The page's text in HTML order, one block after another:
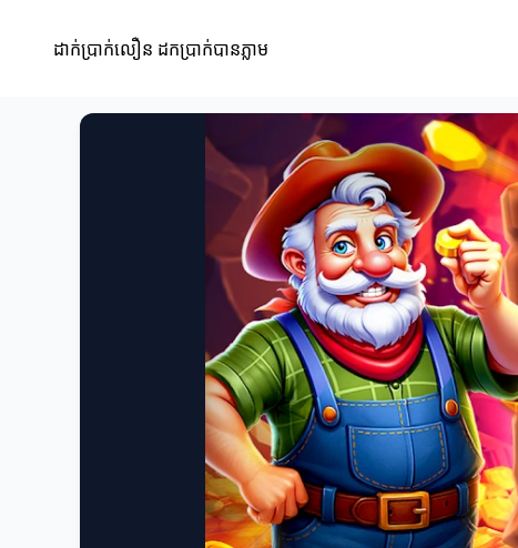
ដាក់ប្រាក់លឿន ដកប្រាក់បានភ្លាម